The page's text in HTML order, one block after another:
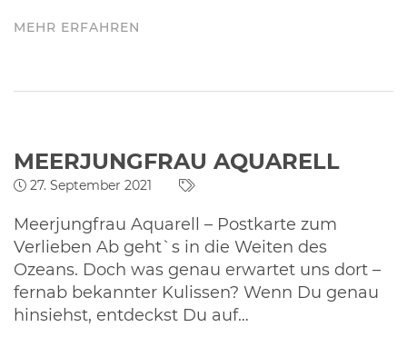
MEHR ERFAHREN
MEERJUNGFRAU AQUARELL
27. September 2021
Meerjungfrau Aquarell – Postkarte zum
Verlieben Ab geht`s in die Weiten des
Ozeans. Doch was genau erwartet uns dort –
fernab bekannter Kulissen? Wenn Du genau
hinsiehst, entdeckst Du auf…